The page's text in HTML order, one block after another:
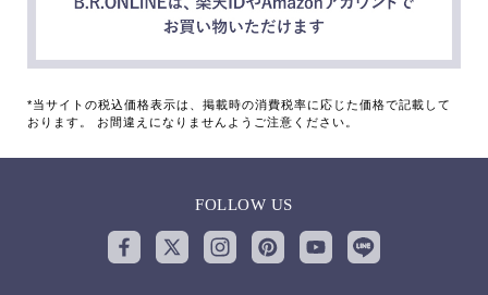
*当サイトの税込価格表示は、掲載時の消費税率に応じた価格で記載して
おります。 お間違えになりませんようご注意ください。
FOLLOW US